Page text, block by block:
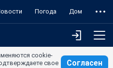
Погода Дом
cookie-
свое
Согласен